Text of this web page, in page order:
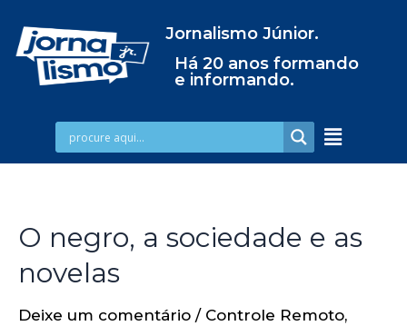
Jornalismo Júnior.
Há 20 anos formando
e informando.
O negro, a sociedade e as
novelas
Deixe um comentário / Controle Remoto,